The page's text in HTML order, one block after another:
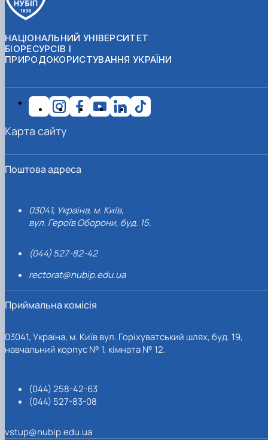
НАЦІОНАЛЬНИЙ УНІВЕРСИТЕТ
БІОРЕСУРСІВ І
ПРИРОДОКОРИСТУВАННЯ УКРАЇНИ
Поштова адреса
03041, Україна, м. Київ,
вул. Героїв Оборони, буд. 15.
(044) 527-82-42
rectorat@nubip.edu.ua
Приймальна комісія
03041, Україна, м. Київ вул. Горіхуватський шлях, буд. 19,
навчальний корпус № 1, кімната № 12.
(044) 258-42-63
(044) 527-83-08
vstup@nubip.edu.ua
Карта сайту